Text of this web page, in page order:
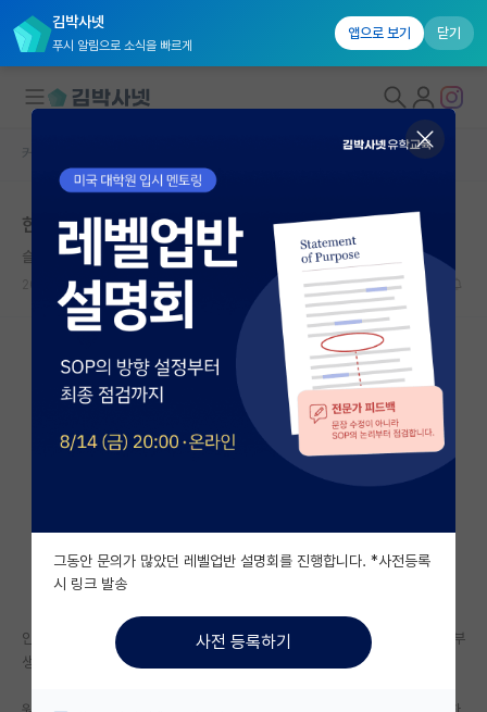
김박사넷
푸시 알림으로 소식을 빠르게
앱으로 보기 닫기
대학원생 모집
국내대학원 정보
연구실&오픈랩
커뮤니티
커뮤니티 홈
전체글보기
베스트 게시판
자유 게시판(아무개랩)
미국 유학 게시판
미국 대학원 합격 후기 게시판
대학원생 모집 게시판
커뮤니티 홈
한국 대학 연구실 여름 학부연구생 관련 문의드립니다
슬기로운 피보나치
2026.06.10 2 1830
안녕하세요, 저는 현재 미국에서 대학교를 다니고 있는 3학년 올라가는 학부
생입니다.
그동안 문의가 많았던 레벨업반 설명회를 진행합니다. *사전등록
시 링크 발송
사전 등록하기